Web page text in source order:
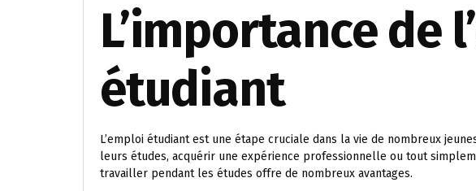
L’importance de
étudiant
L’emploi étudiant est une étape cruciale dans la vie de nombreux
leurs études, acquérir une expérience professionnelle ou tout
travailler pendant les études offre de nombreux avantages.